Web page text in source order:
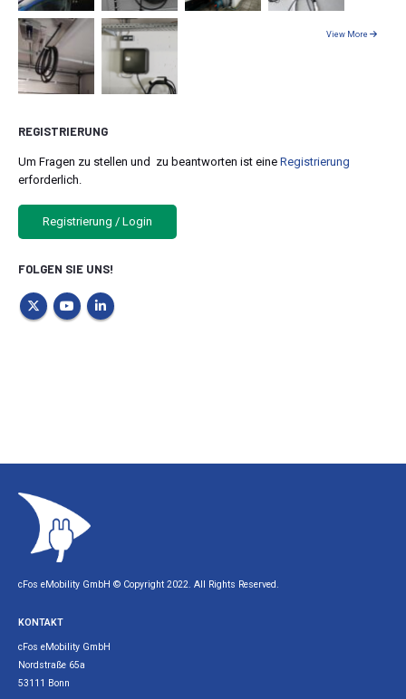
View More
REGISTRIERUNG
Um Fragen zu stellen und zu beantworten ist eine Registrierung
erforderlich.
Registrierung / Login
FOLGEN SIE UNS!
cFos eMobility GmbH © Copyright 2022. All Rights Reserved.
KONTAKT
cFos eMobility GmbH
Nordstraße 65a
53111 Bonn